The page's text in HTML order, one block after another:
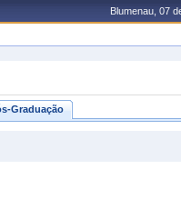
Blumenau, 07
Graduação